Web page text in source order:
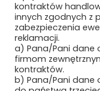
Subskrybuj,
kontraktów
innych zgodnych z
zabezpieczenia
reklamacji.
a) Pana/Pani dane
firmom
kontraktów.
b) Pana/Pani dane